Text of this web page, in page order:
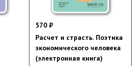
570 ₽
Расчет и страсть. Поэтика
экономического человека
(электронная книга)